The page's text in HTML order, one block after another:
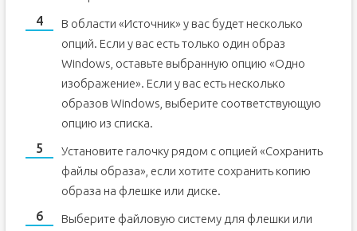
В области «Источник» у вас будет несколько
опций. Если у вас есть только один образ
Windows, оставьте выбранную опцию «Одно
изображение». Если у вас есть несколько
образов Windows, выберите соответствующую
опцию из списка.
Установите галочку рядом с опцией «Сохранить
файлы образа», если хотите сохранить копию
образа на флешке или диске.
Выберите файловую систему для флешки или